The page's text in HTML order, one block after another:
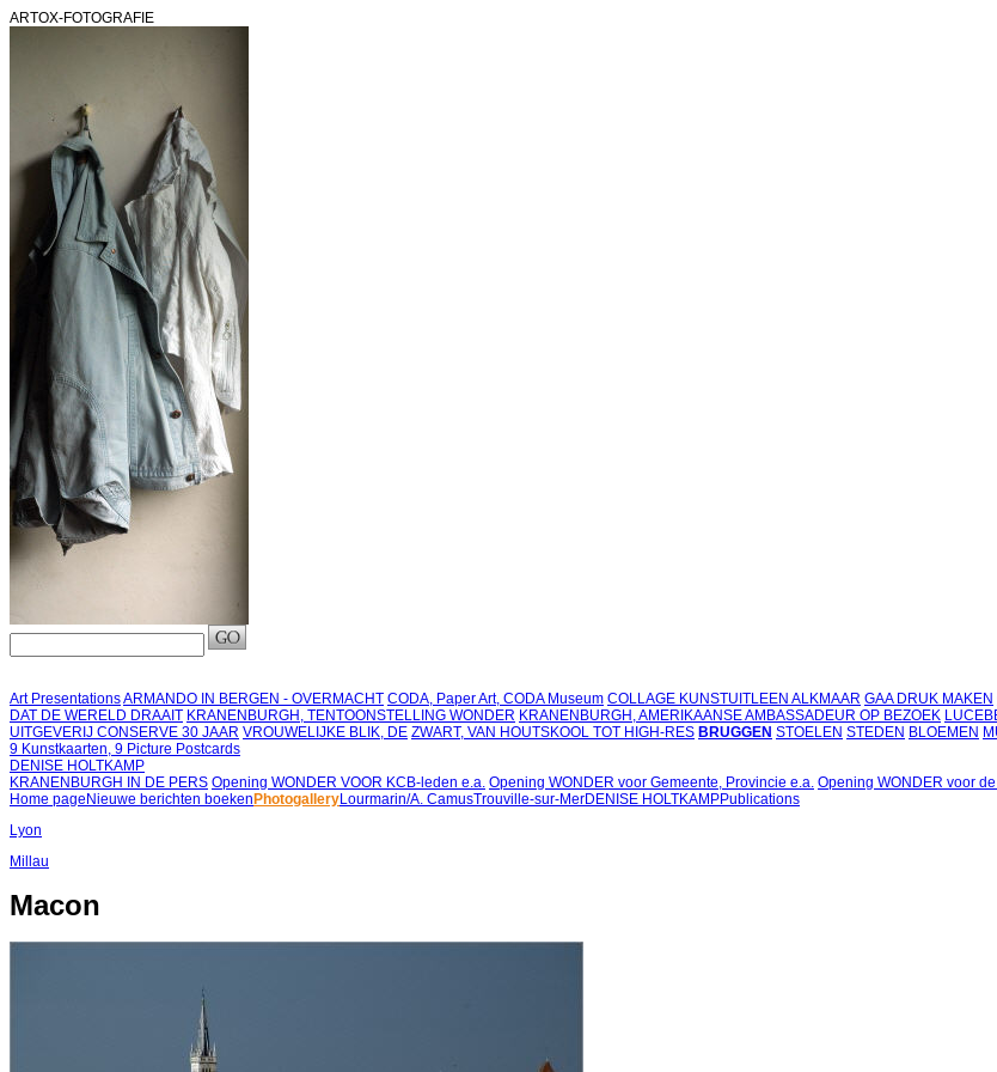
ARTOX-FOTOGRAFIE
Art PresentationsARMANDO IN BERGEN - OVERMACHT CODA, Paper Art, CODA Museum COLLAGE KUNSTUITLEEN ALKMAAR GAA DRUK MAKEN
DAT DE WERELD DRAAIT KRANENBURGH, TENTOONSTELLING WONDER KRANENBURGH, AMERIKAANSE AMBASSADEUR OP BEZOEK
UITGEVERIJ CONSERVE 30 JAAR VROUWELIJKE BLIK, DE ZWART, VAN HOUTSKOOL TOT HIGH-RES BRUGGEN STOELEN STEDEN BLOEMEN
9 Kunstkaarten, 9 Picture Postcards
DENISE HOLTKAMP
KRANENBURGH IN DE PERS Opening WONDER VOOR KCB-leden e.a. Opening WONDER voor Gemeente, Provincie e.a. Opening WONDER voor
Home page Nieuwe berichten boeken PhotogalleryLourmarin/A. CamusTrouville-sur-MerDENISE HOLTKAMPPublications
Lyon
Millau
Macon